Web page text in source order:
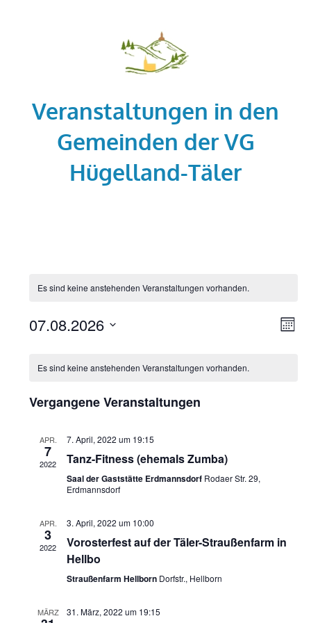
Veranstaltungen in den
Gemeinden der VG
Hügelland-Täler
Hügelland-
Es sind keine anstehenden Veranstaltungen vorhanden.
07.08.2026
wählen.
Es sind keine anstehenden Veranstaltungen vorhanden.
Vergangene Veranstaltungen
APR.
7
2022
7. April, 2022 um 19:15
Tanz-Fitness (ehemals Zumba)
Saal der Gaststätte Erdmannsdorf Rodaer Str. 29,
Erdmannsdorf
APR.
3
2022
3. April, 2022 um 10:00
Vorosterfest auf der Täler-Straußenfarm in
Hellbo
Straußenfarm Hellborn Dorfstr., Hellborn
MÄRZ 31. März, 2022 um 19:15